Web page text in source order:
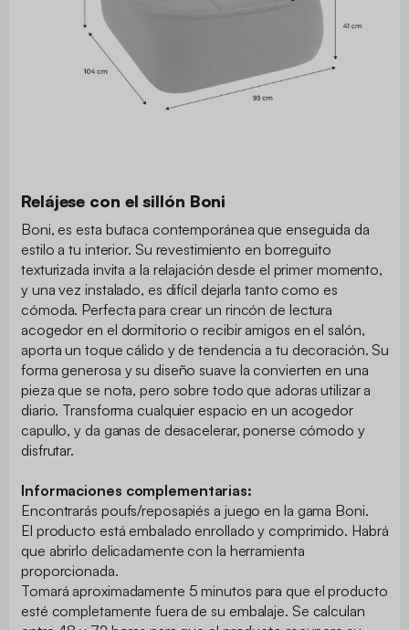
Relájese con el sillón Boni
Boni, es esta butaca contemporánea que enseguida da
estilo a tu interior. Su revestimiento en borreguito
texturizada invita a la relajación desde el primer momento,
y una vez instalado, es difícil dejarla tanto como es
cómoda. Perfecta para crear un rincón de lectura
acogedor en el dormitorio o recibir amigos en el salón,
aporta un toque cálido y de tendencia a tu decoración. Su
forma generosa y su diseño suave la convierten en una
pieza que se nota, pero sobre todo que adoras utilizar a
diario. Transforma cualquier espacio en un acogedor
capullo, y da ganas de desacelerar, ponerse cómodo y
disfrutar.
Informaciones complementarias:
Encontrarás poufs/reposapiés a juego en la gama Boni.
El producto está embalado enrollado y comprimido. Habrá
que abrirlo delicadamente con la herramienta
proporcionada.
Tomará aproximadamente 5 minutos para que el producto
esté completamente fuera de su embalaje. Se calculan